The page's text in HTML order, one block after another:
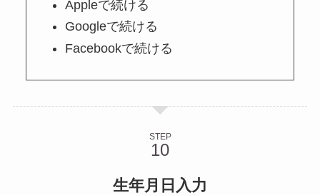
Appleで続ける
Googleで続ける
Facebookで続ける
STEP
生年月日入力